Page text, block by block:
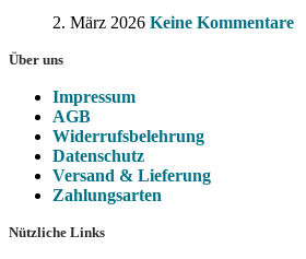
2. März 2026 Keine Kommentare
Über uns
Impressum
AGB
Widerrufsbelehrung
Datenschutz
Versand & Lieferung
Zahlungsarten
Nützliche Links